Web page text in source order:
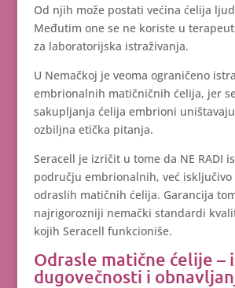
Od njih može postati većina ćelija
Međutim one se ne koriste u
za laboratorijska istraživanja.
U Nemačkoj je veoma ograničeno
embrionalnih matičničnih ćelija, jer
sakupljanja ćelija embrioni
ozbiljna etička pitanja.
Seracell je izričit u tome da NE RADI
području embrionalnih, već
odraslih matičnih ćelija. Garancija
najrigorozniji nemački standardi
kojih Seracell funkcioniše.
Odrasle matične ćelije –
dugovečnosti i